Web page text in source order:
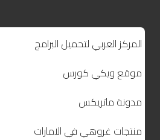
المركز العربي لتحميل البرامج
موقع ويكي كورس
مدونة ماتريكس
منتجات غروهي في الامارات